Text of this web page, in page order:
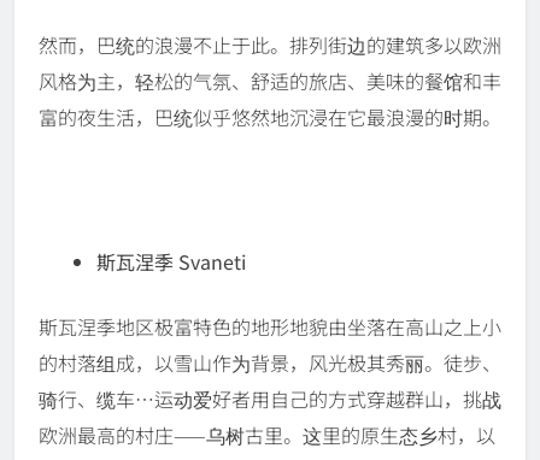
然而，巴统的浪漫不止于此。排列街边的建筑多以欧洲
风格为主，轻松的气氛、舒适的旅店、美味的餐馆和丰
富的夜生活，巴统似乎悠然地沉浸在它最浪漫的时期。
斯瓦涅季 Svaneti
斯瓦涅季地区极富特色的地形地貌由坐落在高山之上小
的村落组成，以雪山作为背景，风光极其秀丽。徒步、
骑行、缆车…运动爱好者用自己的方式穿越群山，挑战
欧洲最高的村庄——乌树古里。这里的原生态乡村，以